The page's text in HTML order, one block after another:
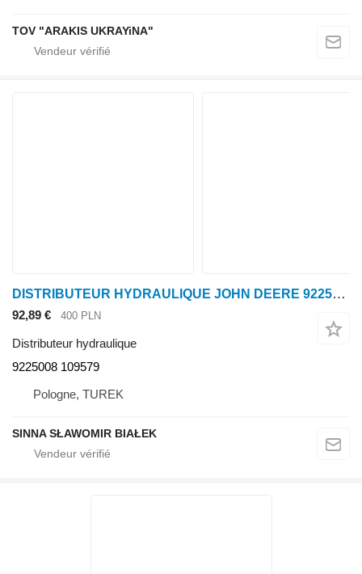
TOV "ARAKIS UKRAYiNA"
DISTRIBUTEUR HYDRAULIQUE JOHN DEERE 9225008 109579 pour John Deere
92,89 € 400 PLN
Distributeur hydraulique
9225008 109579
Pologne, TUREK
SINNA SŁAWOMIR BIAŁEK